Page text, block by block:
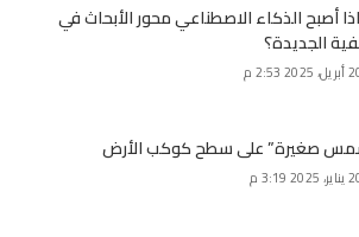
أصبح الذكاء الاصطناعي محور الأبحاث في
الجديدة؟
2025 2:53 م
صغيرة” على سطح كوكب الأرض
2025 3:19 م